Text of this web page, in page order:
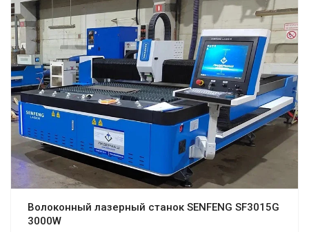
Волоконный лазерный станок SENFENG SF3015G
3000W